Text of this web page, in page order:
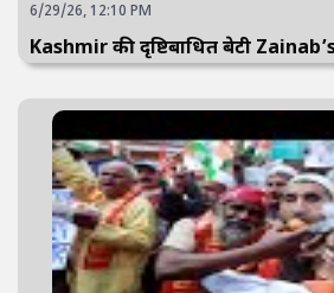
6/29/26, 12:10 PM
Kashmir की दृष्टिबाधित बेटी